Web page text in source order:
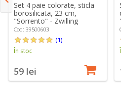
Set 4 paie colorate, sticla
borosilicata, 23 cm,
"Sorrento" - Zwilling
Cod: 39500603
(1)
În stoc
59 lei